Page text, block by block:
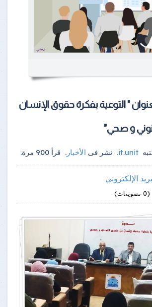
" التوعية بفكرة حقوق الإنسان
و صحي"
it.unit
. نشر فى الأخبار . قرأ 900 مرة.
الإلكترونى
1
2
3
4
5 (0 تصويتات)